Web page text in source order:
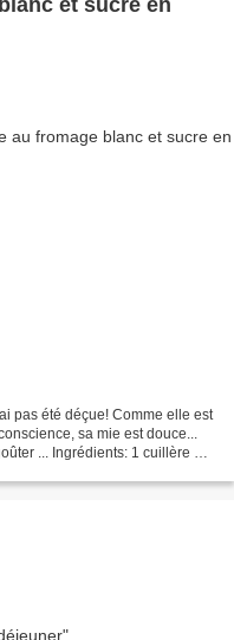
et sucre en
pas été déçue! Comme elle est
sa mie est douce...
... Ingrédients: 1 cuillère à